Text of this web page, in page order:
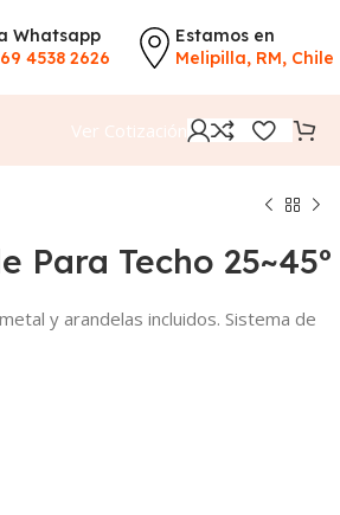
Whatsapp
4538 2626
Estamos en
Melipilla, RM, Chile
Ver Cotización
Para Techo 25~45º
y arandelas incluidos. Sistema de